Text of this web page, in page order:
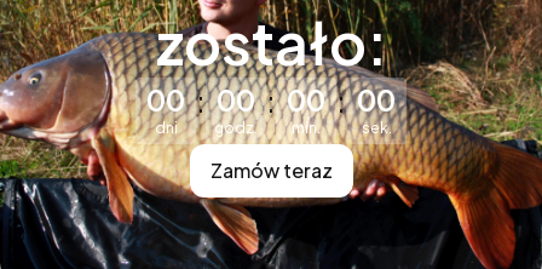
zostało:
Odliczanie czasu do: 2026-12-31 23:59:00
00
dni
: 00
godz.
: 00
min.
: 00
sek.
Zamów teraz